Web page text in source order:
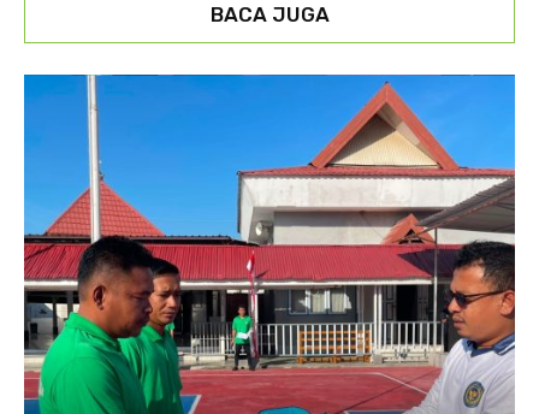
BACA JUGA